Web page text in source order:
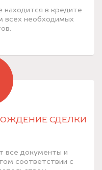
находится в кредите
всех необходимых
СДЕЛКИ
все документы и
соответствии с